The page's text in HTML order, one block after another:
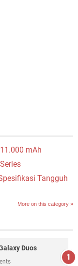
mAh
Tangguh
More on this category »
Duos